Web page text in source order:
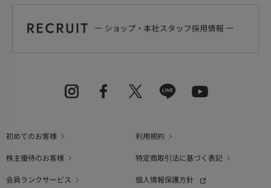
初めてのお客様
利用規約
株主優待のお客様
特定商取引法に基づく表記
会員ランクサービス
個人情報保護方針